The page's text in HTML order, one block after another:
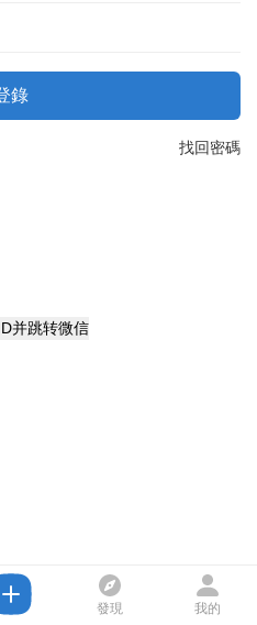
錄
找回密碼
并跳转微信
發現 我的